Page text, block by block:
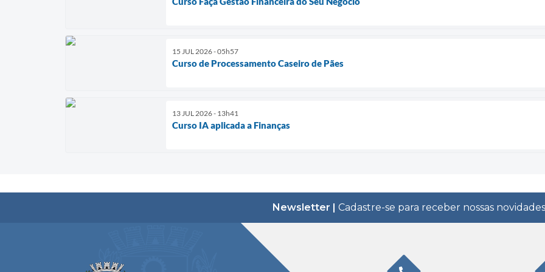
15 JUL 2026 - 05h57
Curso de Processamento Caseiro de Pães
13 JUL 2026 - 13h41
Curso IA aplicada a Finanças
Newsletter | Cadastre-se para receber nossas novidades